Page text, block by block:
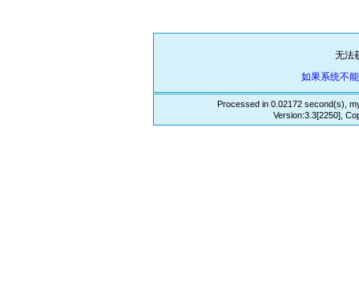
无法
如果系统不
Processed in 0.02172 second(s),
Version:3.3[2250],